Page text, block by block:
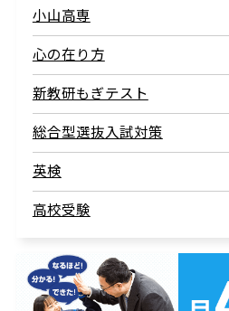
小山高専
心の在り方
新教研もぎテスト
総合型選抜入試対策
英検
高校受験